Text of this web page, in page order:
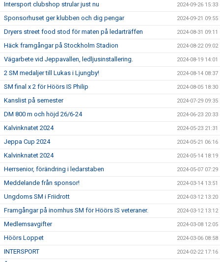
Intersport clubshop strular just nu 2024-09-26 15:33
Sponsorhuset ger klubben och dig pengar 2024-09-21 09:55
Dryers street food stod för maten på ledarträffen 2024-08-31 09:11
Häck framgångar på Stockholm Stadion 2024-08-22 09:02
Vägarbete vid Jeppavallen, ledljusinstallering. 2024-08-19 14:01
2 SM medaljer till Lukas i Ljungby! 2024-08-14 08:37
SM final x 2 för Höörs IS Philip 2024-08-05 18:30
Kanslist på semester 2024-07-29 09:35
DM 800 m och höjd 26/6-24 2024-06-23 20:33
Kalvinknatet 2024 2024-05-23 21:31
Jeppa Cup 2024 2024-05-21 06:16
Kalvinknatet 2024 2024-05-14 18:19
Herrsenior, förändring i ledarstaben 2024-05-07 07:29
Meddelande från sponsor! 2024-03-14 13:51
Ungdoms SM i Friidrott 2024-03-12 13:20
Framgångar på inomhus SM för Höörs IS veteraner. 2024-03-12 13:12
Medlemsavgifter 2024-03-08 12:05
Höörs Loppet 2024-03-06 08:58
INTERSPORT 2024-02-22 17:16